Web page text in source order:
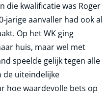
die kwalificatie was Roger
jarige aanvaller had ook al
Op het WK ging
huis, maar wel met
speelde gelijk tegen alle
de uiteindelijke
hoe waardevolle bets op